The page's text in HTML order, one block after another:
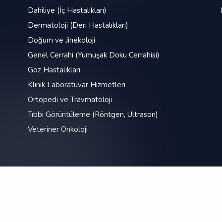
Dahiliye (İç Hastalıkları)
Dermatoloji (Deri Hastalıkları)
Doğum ve Jinekoloji
Genel Cerrahi (Yumuşak Doku Cerrahisi)
Göz Hastalıkları
Klinik Laboratuvar Hizmetleri
Ortopedi ve Travmatoloji
Tıbbi Görüntüleme (Röntgen, Ultrason)
Veteriner Onkoloji